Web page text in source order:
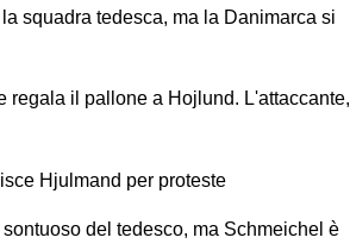
squadra tedesca, ma la Danimarca si
regala il pallone a Hojlund. L'attaccante,
Hjulmand per proteste
sontuoso del tedesco, ma Schmeichel è